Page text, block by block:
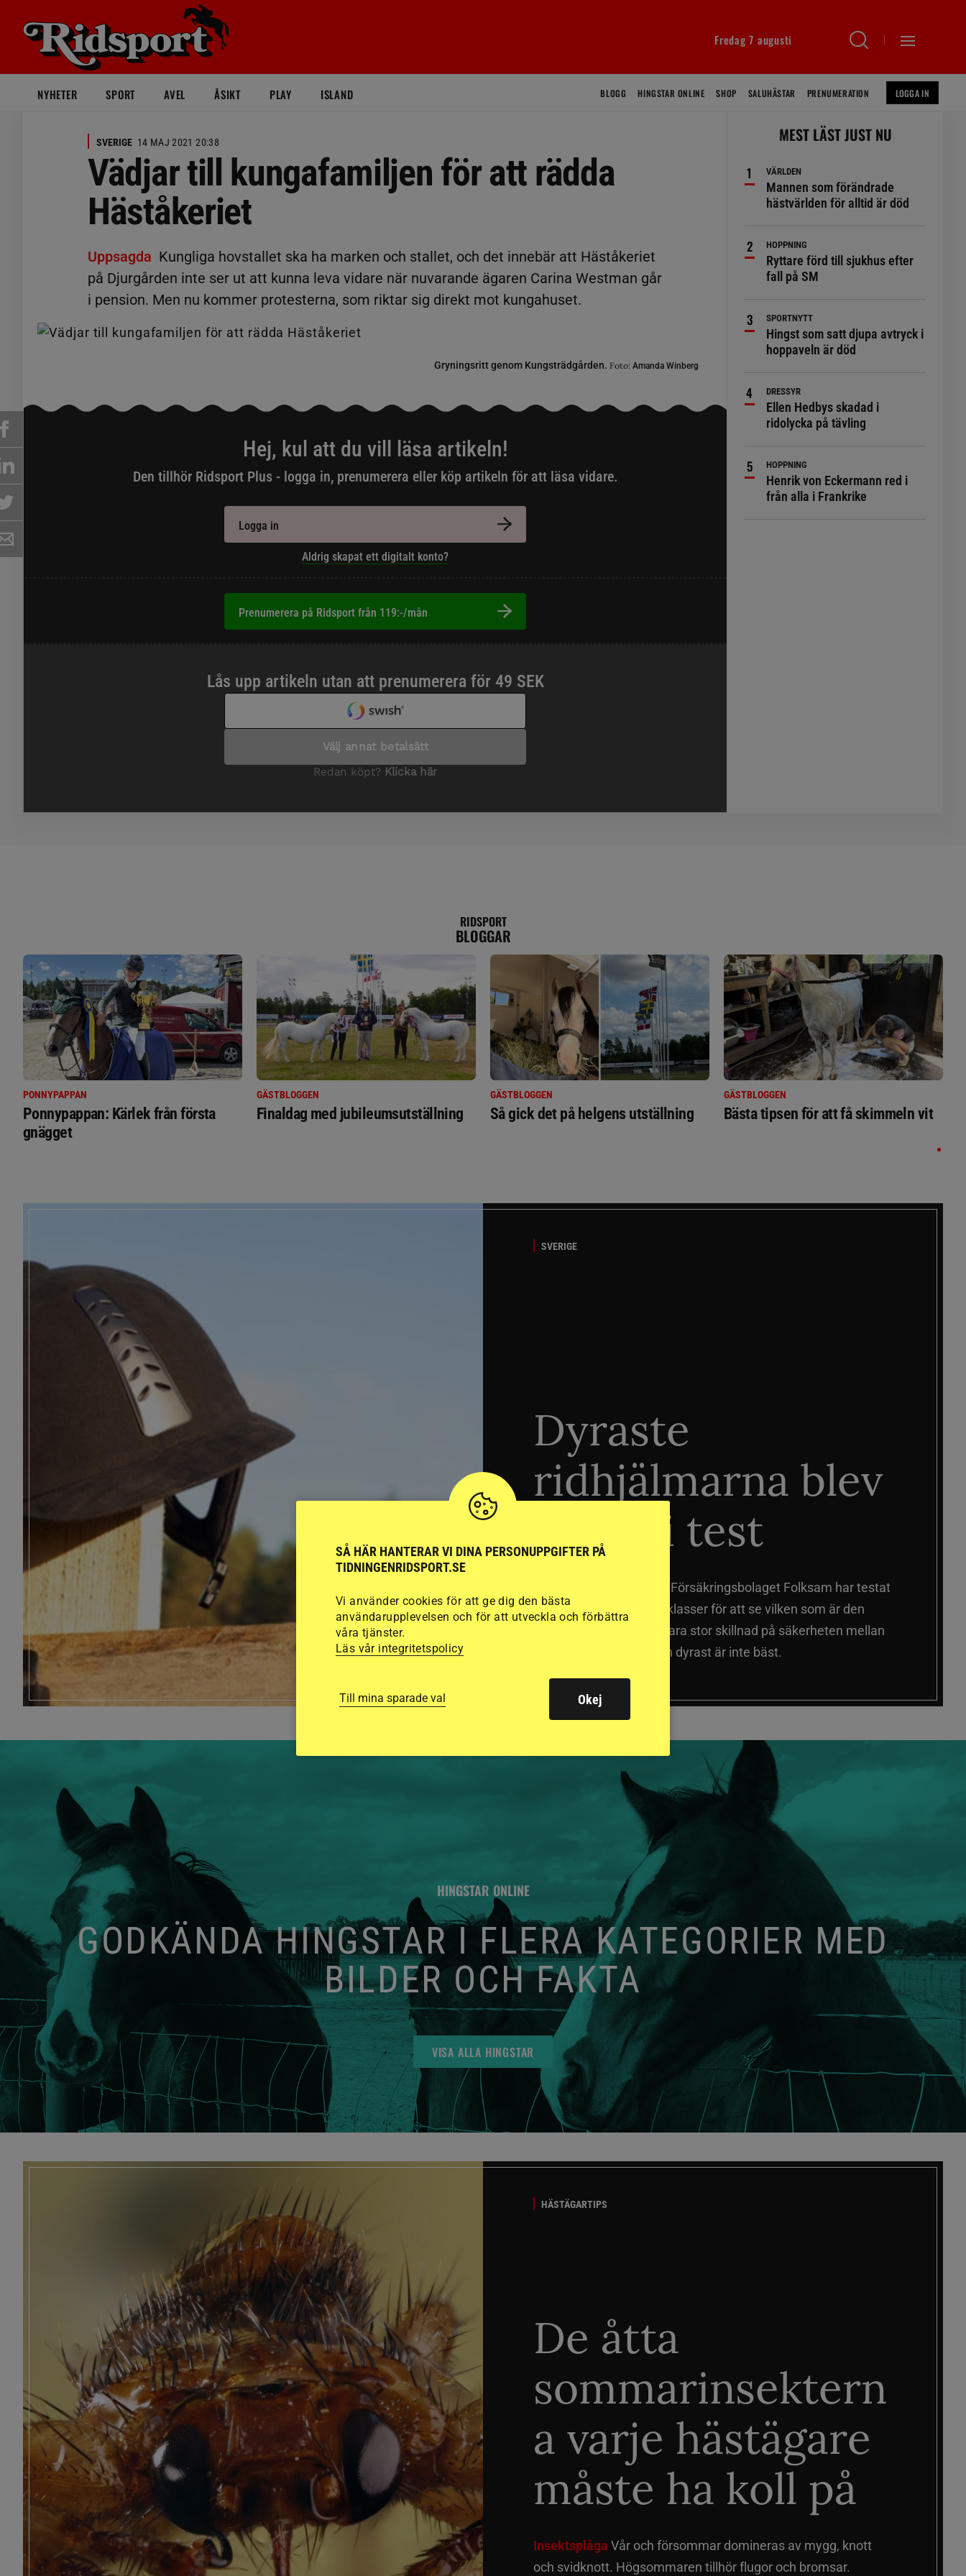
Fredag 7 augusti
NYHETER SPORT AVEL ÅSIKT PLAY ISLAND BLOGG HINGSTAR ONLINE SHOP SALUHÄSTAR PRENUMERATION LOGGA IN
SVERIGE 14 MAJ 2021 20:38
Vädjar till kungafamiljen för att rädda
Häståkeriet
Uppsagda Kungliga hovstallet ska ha marken och stallet, och det innebär att Häståkeriet
på Djurgården inte ser ut att kunna leva vidare när nuvarande ägaren Carina Westman går
i pension. Men nu kommer protesterna, som riktar sig direkt mot kungahuset.
Gryningsritt genom Kungsträdgården. Foto: Amanda Winberg
Hej, kul att du vill läsa artikeln!
Den tillhör Ridsport Plus - logga in, prenumerera eller köp artikeln för att läsa vidare.
Logga in
Aldrig skapat ett digitalt konto?
Prenumerera på Ridsport från 119:-/mån
MEST LÄST JUST NU
VÄRLDEN
Mannen som förändrade
hästvärlden för alltid är död
HOPPNING
Ryttare förd till sjukhus efter
fall på SM
SPORTNYTT
Hingst som satt djupa avtryck i
hoppaveln är död
DRESSYR
Ellen Hedbys skadad i
ridolycka på tävling
HOPPNING
Henrik von Eckermann red i
från alla i Frankrike
RIDSPORT
BLOGGAR
PONNYPAPPAN
Ponnypappan: Kärlek från första
gnägget
GÄSTBLOGGEN
Finaldag med jubileumsutställning
GÄSTBLOGGEN
Så gick det på helgens utställning
GÄSTBLOGGEN
Bästa tipsen för att få skimmeln vit
SVERIGE
Dyraste
ridhjälmarna blev
sämst i test
Försäkringsbolaget Folksam har testat
15 ridhjälmar i olika prisklasser för att se vilken som är den
säkraste. Det visar sig vara stor skillnad på säkerheten mellan
de olika hjälmarna – och dyrast är inte bäst.
HINGSTAR ONLINE
GODKÄNDA HINGSTAR I FLERA KATEGORIER MED
BILDER OCH FAKTA
VISA ALLA HINGSTAR
HÄSTÄGARTIPS
De åtta
sommarinsektern
a varje hästägare
måste ha koll på
Insektsplåga Vår och försommar domineras av mygg, knott
och svidknott. Högsommaren tillhör flugor och bromsar.
SÅ HÄR HANTERAR VI DINA PERSONUPPGIFTER PÅ
TIDNINGENRIDSPORT.SE
Vi använder cookies för att ge dig den bästa
användarupplevelsen och för att utveckla och förbättra
våra tjänster.
Läs vår integritetspolicy
Till mina sparade val Okej